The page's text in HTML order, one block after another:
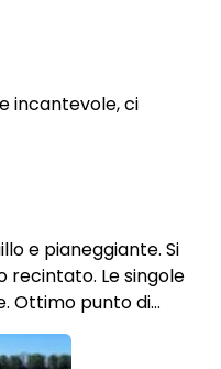
Questo ci ha
tranquillità.
persone molto
anche loro amano
di cosa hanno
subito benvenuti.
– torneremo
questa
incantevole, ci
e pianeggiante. Si
recintato. Le singole
Ottimo punto di
verso i